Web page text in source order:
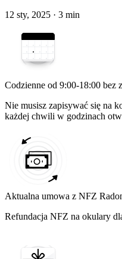
12 sty, 2025 · 3 min
Codzienne od 9:00-18:00 bez
Nie musisz zapisywać się na
każdej chwili w godzinach
Aktualna umowa z NFZ
Refundacja NFZ na okulary